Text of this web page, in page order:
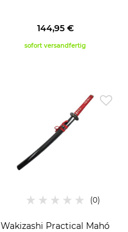
144,95 €
sofort versandfertig
Wakizashi Practical Mahó